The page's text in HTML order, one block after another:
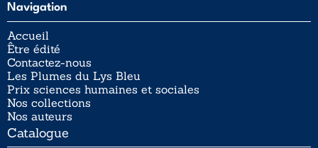
Navigation
Accueil
Être édité
Contactez-nous
Les Plumes du Lys Bleu
Prix sciences humaines et sociales
Nos collections
Nos auteurs
Catalogue